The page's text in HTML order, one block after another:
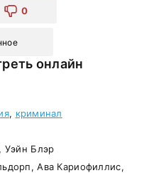
смотреть онлайн
0
, криминал
Уэйн Блэр
Ава Кариофиллис,